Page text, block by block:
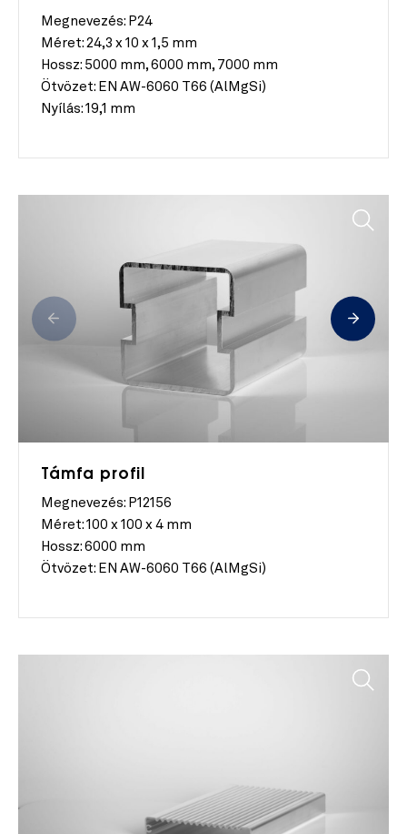
Megnevezés: P24
Méret: 24,3 x 10 x 1,5 mm
Hossz: 5000 mm, 6000 mm, 7000 mm
Ötvözet: EN AW-6060 T66 (AlMgSi)
Nyílás: 19,1 mm
Támfa profil
Megnevezés: P12156
Méret: 100 x 100 x 4 mm
Hossz: 6000 mm
Ötvözet: EN AW-6060 T66 (AlMgSi)